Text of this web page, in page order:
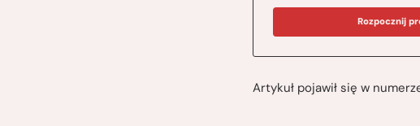
Rozpocznij
Artykuł pojawił się w